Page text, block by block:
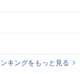
キングをもっと見る